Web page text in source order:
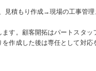
見積もり作成→現場の工事管
す。顧客開拓はパートスタッ
作成した後は専任として対